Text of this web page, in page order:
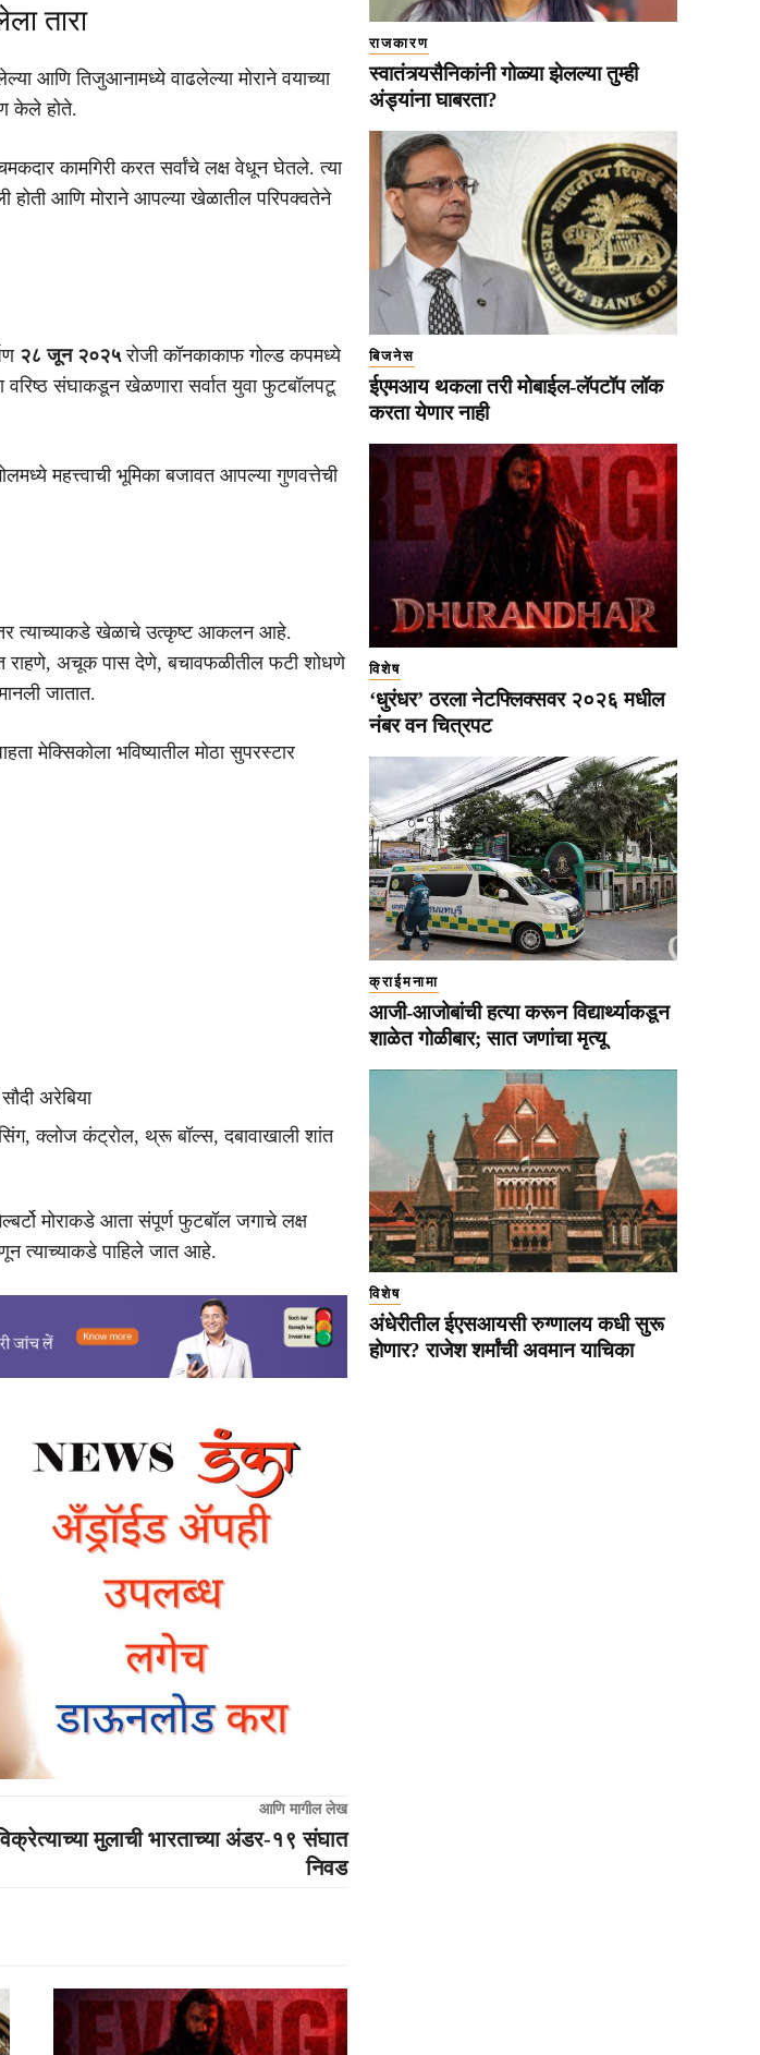
तारा
आणि तिजुआनामध्ये वाढलेल्या मोराने वयाच्या
केले होते.
कामगिरी करत सर्वांचे लक्ष वेधून घेतले. त्या
होती आणि मोराने आपल्या खेळातील परिपक्वतेने
२८ जून २०२५रोजी कॉनकाकाफ गोल्ड कपमध्ये
वरिष्ठ संघाकडून खेळणारा सर्वात युवा फुटबॉलपटू
महत्त्वाची भूमिका बजावत आपल्या गुणवत्तेची
तर त्याच्याकडे खेळाचे उत्कृष्ट आकलन आहे.
राहणे, अचूक पास देणे, बचावफळीतील फटी शोधणे
जातात.
मेक्सिकोला भविष्यातील मोठा सुपरस्टार
अरेबिया
क्लोज कंट्रोल, थ्रू बॉल्स, दबावाखाली शांत
मोराकडे आता संपूर्ण फुटबॉल जगाचे लक्ष
त्याच्याकडे पाहिले जात आहे.
आणि मागील लेख
मुलाची भारताच्या अंडर-१९ संघात
निवड
राजकारण
स्वातंत्र्यसैनिकांनी गोळ्या झेलल्या तुम्ही
अंड्यांना घाबरता?
बिजनेस
ईएमआय थकला तरी मोबाईल-लॅपटॉप लॉक
करता येणार नाही
विशेष
‘धुरंधर’ ठरला नेटफ्लिक्सवर २०२६ मधील
नंबर वन चित्रपट
क्राईमनामा
आजी-आजोबांची हत्या करून विद्यार्थ्याकडून
शाळेत गोळीबार; सात जणांचा मृत्यू
विशेष
अंधेरीतील ईएसआयसी रुग्णालय कधी सुरू
होणार? राजेश शर्मांची अवमान याचिका